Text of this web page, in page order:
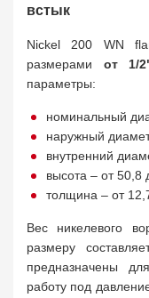
встык
Nickel 200 WN
размерами от 1/
параметры:
номинальный
наружный
внутренний
высота – от 50,8
толщина – от
Вес никелевого
размеру
предназначены
работу под